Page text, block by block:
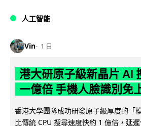
人工智能
Vin 1 日
港大研原子級新晶片 AI
一億倍 手機人臉識別免
香港大學團隊成功研發原子級厚度的「
比傳統 CPU 搜尋速度快約 1 億倍，延